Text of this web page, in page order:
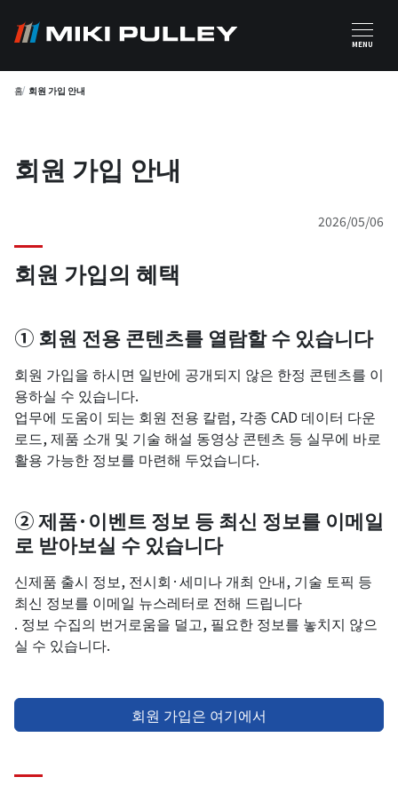
MENU
홈 회원 가입 안내
회원 가입 안내
2026/05/06
회원 가입의 혜택
① 회원 전용 콘텐츠를 열람할 수 있습니다
회원 가입을 하시면 일반에 공개되지 않은 한정 콘텐츠를 이
용하실 수 있습니다.
업무에 도움이 되는 회원 전용 칼럼, 각종 CAD 데이터 다운
로드, 제품 소개 및 기술 해설 동영상 콘텐츠 등 실무에 바로
활용 가능한 정보를 마련해 두었습니다.
② 제품·이벤트 정보 등 최신 정보를 이메일
로 받아보실 수 있습니다
신제품 출시 정보, 전시회·세미나 개최 안내, 기술 토픽 등
최신 정보를 이메일 뉴스레터로 전해 드립니다
. 정보 수집의 번거로움을 덜고, 필요한 정보를 놓치지 않으
실 수 있습니다.
회원 가입은 여기에서